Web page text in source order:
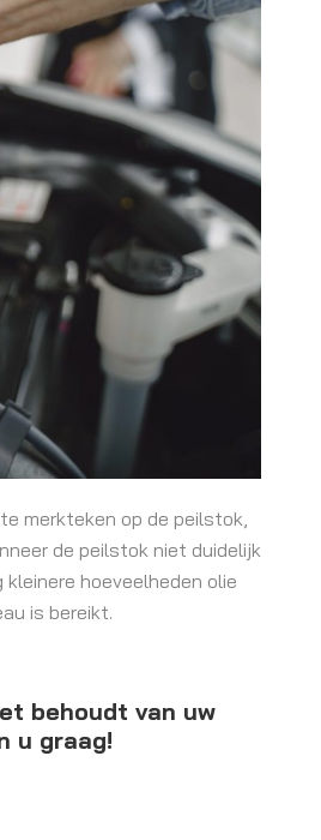
merkteken op de peilstok,
de peilstok niet duidelijk
hoeveelheden olie
is bereikt.
behoudt van uw
u graag!